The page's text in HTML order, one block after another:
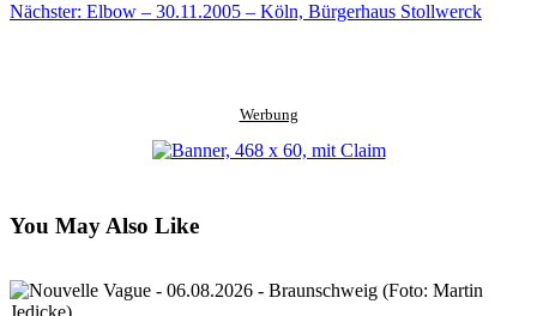
clipboard
eMail
Nächster: Elbow – 30.11.2005 – Köln, Bürgerhaus Stollwerck
Werbung
You May Also Like